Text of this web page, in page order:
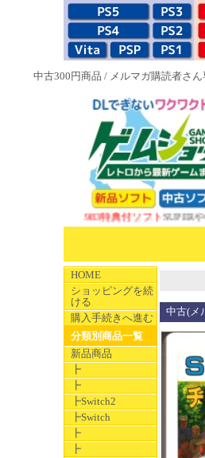
中古300円商品 / メルマガ購読者さ
NEW 1983特典付ソフトSUPERやのま
HOME
ショッピングを続
ける
購入手続きへ進む
分類別商品一覧
新品商品
┣
┣
┣Switch2
┣Switch
┣
┣
中古(メ